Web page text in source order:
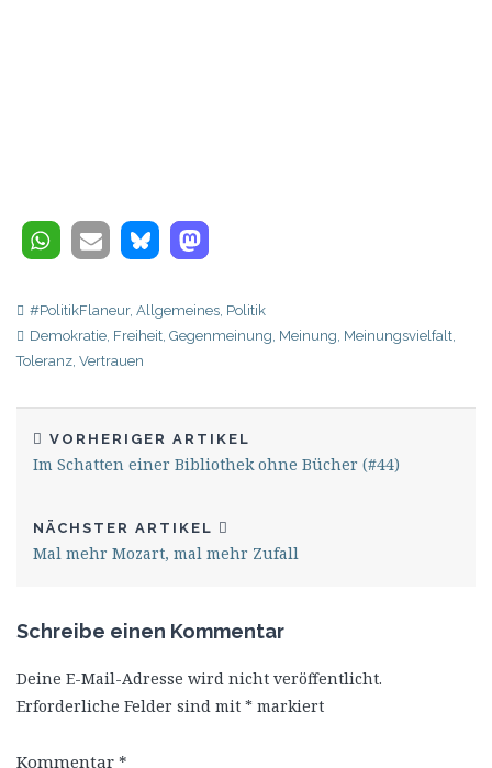
#PolitikFlaneur, Allgemeines Politik
Demokratie Freiheit Gegenmeinung Meinung Meinungsvielfalt
Toleranz Vertrauen
VORHERIGER ARTIKEL
Im Schatten einer Bibliothek ohne Bücher (#44)
NÄCHSTER ARTIKEL
Mal mehr Mozart, mal mehr Zufall
Schreibe einen Kommentar
Deine E-Mail-Adresse wird nicht veröffentlicht.
Erforderliche Felder sind mit * markiert
Kommentar *